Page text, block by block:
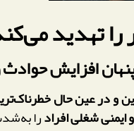
تهدید
افزایش حوادث
و در عین حال
ایمنی شغلی افرادرا